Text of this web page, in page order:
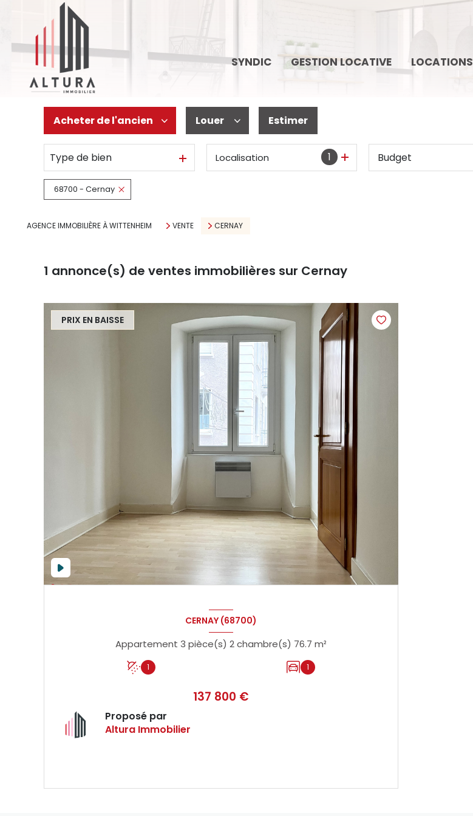
SYNDIC GESTION LOCATIVE LOCATIONS
Acheterde l'ancien
De l'ancien
De l'immo pro
Louer
à l'année
Estimer
Type de bien 1
Localisation Budget
68700 - Cernay
AGENCE IMMOBILIÈRE À WITTENHEIM VENTE CERNAY
1 annonce(s) de ventes immobilières sur Cernay
PRIX EN BAISSE
CERNAY (68700)
Appartement 3 pièce(s) 2 chambre(s) 76.7 m²
1 1
137 800 €
Proposé par
Altura Immobilier